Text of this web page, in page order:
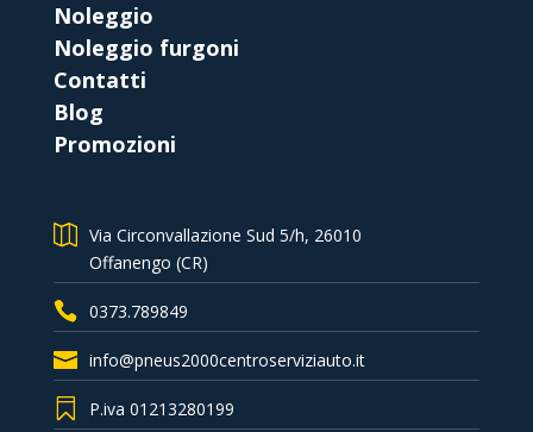
Noleggio
Noleggio furgoni
Contatti
Blog
Promozioni
Via Circonvallazione Sud 5/h, 26010
Offanengo (CR)
0373.789849
info@pneus2000centroserviziauto.it
P.iva 01213280199